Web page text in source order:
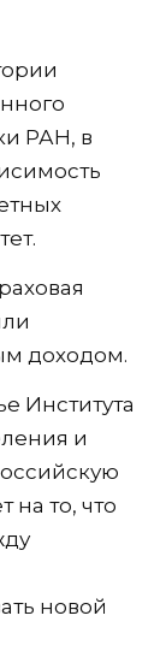
РАН, в
доходом.
Института
и
на то, что
новой